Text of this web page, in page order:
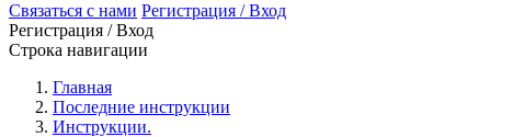
Связаться с нами Регистрация / Вход
Регистрация / Вход
Строка навигации
Главная
Последние инструкции
Инструкции.